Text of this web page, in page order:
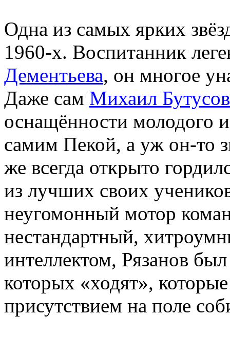
Одна из самых ярких
1960-х. Воспитанник
Дементьева, он многое
Даже сам Михаил Бутусов
оснащённости молодого
самим Пекой, а уж он-то
же всегда открыто
из лучших своих
неугомонный мотор
нестандартный,
интеллектом, Рязанов
которых «ходят»,
присутствием на поле